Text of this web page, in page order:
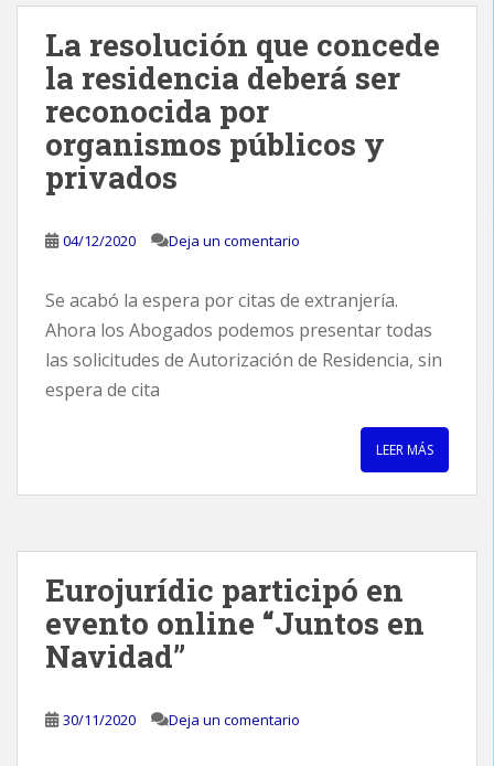
La resolución que concede
la residencia deberá ser
reconocida por
organismos públicos y
privados
04/12/2020 Deja un comentario
Se acabó la espera por citas de extranjería.
Ahora los Abogados podemos presentar todas
las solicitudes de Autorización de Residencia, sin
espera de cita
LEER MÁS
Eurojurídic participó en
evento online “Juntos en
Navidad”
30/11/2020 Deja un comentario